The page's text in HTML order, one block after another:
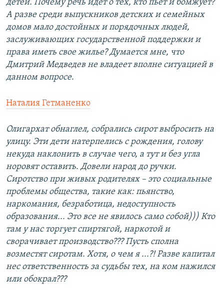
детей. Почему речь идет о тех, кто пьет и бомжует?
А разве среди выпускников детских и семейных
домов мало достойных и порядочных людей,
заслуживающих государственной поддержки и
права иметь свое жилье? Думается мне, что
Дмитрий Медведев не владеет вполне ситуацией в
данном вопросе.
Наталия Гетманенко
Олигархат обнаглел, собрались сирот выбросить на
улицу. Эти дети натерпелись с рождения, голову
некуда наклонить в случае чего, а тут и без угла
норовят оставить. Довели народ до ручки.
Сиротство при живых родителях – это социальные
проблемы общества, такие как: пьянство,
наркомания, безработица, недоступность
образования... Это все не явилось само собой))) Кто
там у нас торгует спиртягой, наркотой и
сворачивает производство??? Пусть сполна
возместят сиротам. Хотя, о чем я ...?! Разве капитал
нес ответственность за судьбы тех, на ком нажился
или обокрал???